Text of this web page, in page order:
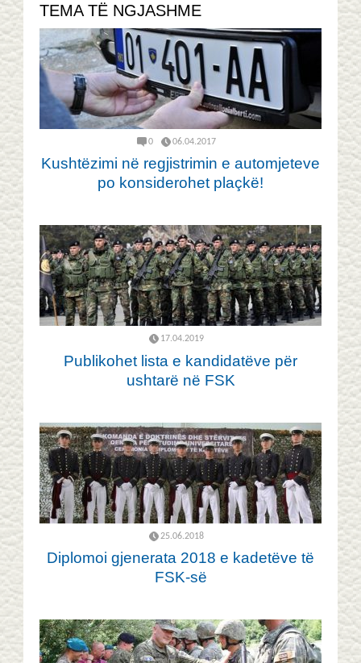
TEMA TË NGJASHME
0 06.04.2017
Kushtëzimi në regjistrimin e automjeteve
po konsiderohet plaçkë!
17.04.2019
Publikohet lista e kandidatëve për
ushtarë në FSK
25.06.2018
Diplomoi gjenerata 2018 e kadetëve të
FSK-së